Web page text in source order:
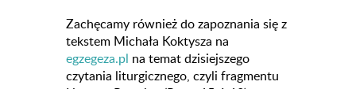
Zachęcamy również do zapoznania się z
tekstem Michała Koktysza na
egzegeza.pl na temat dzisiejszego
czytania liturgicznego, czyli fragmentu